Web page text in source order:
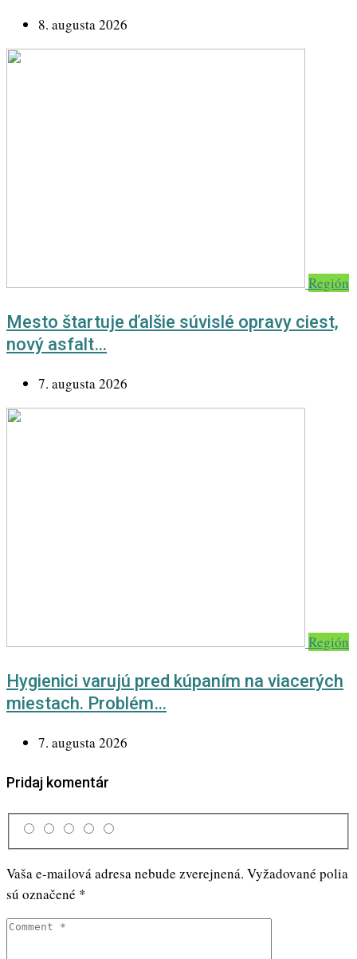
8. augusta 2026
Región
Mesto štartuje ďalšie súvislé opravy ciest,
nový asfalt…
7. augusta 2026
Región
Hygienici varujú pred kúpaním na viacerých
miestach. Problém…
7. augusta 2026
Pridaj komentár
Vaša e-mailová adresa nebude zverejnená. Vyžadované polia
sú označené *